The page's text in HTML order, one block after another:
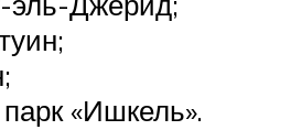
«Ишкель».